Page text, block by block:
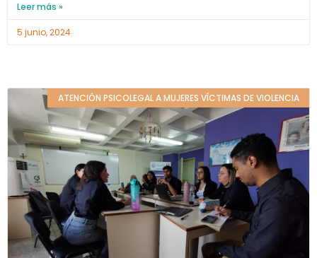
Leer más »
5 junio, 2024
ATENCIÓN PSICOLEGAL A MUJERES VÍCTIMAS DE VIOLENCIA